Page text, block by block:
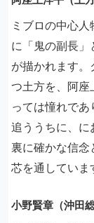
ミブロの中心
に「鬼の副長
が描かれます
つ土方を、阿座
っては憧れで
追ううちに、に
裏に確かな信念
芯を通していま
小野賢章（沖田総